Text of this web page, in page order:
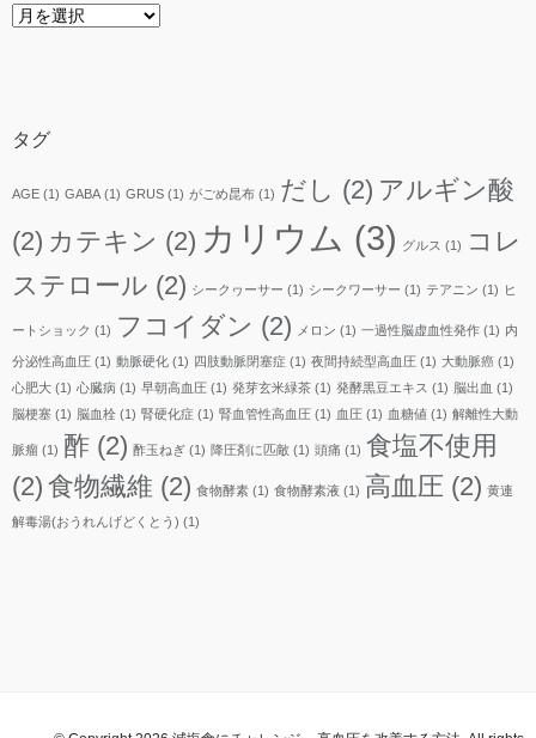
ア
タグ
AGE (1) GABA (1) GRUS (1) がごめ昆布 (1) だし (2) アルギン酸
(2) カテキン (2) カリウム (3) グルス (1)
コレ
ステロール (2) シークヮーサー (1) シークワーサー (1) テアニン (1) ヒ
ートショック (1) フコイダン (2) メロン (1) 一過性脳虚血性発作 (1) 内
分泌性高血圧 (1) 動脈硬化 (1) 四肢動脈閉塞症 (1) 夜間持続型高血圧 (1) 大動脈癌 (1)
心肥大 (1) 心臓病 (1) 早朝高血圧 (1) 発芽玄米緑茶 (1) 発酵黒豆エキス (1) 脳出血 (1)
脳梗塞 (1) 脳血栓 (1) 腎硬化症 (1) 腎血管性高血圧 (1) 血圧 (1) 血糖値 (1) 解離性大動
脈瘤 (1) 酢 (2) 酢玉ねぎ (1) 降圧剤に匹敵 (1) 頭痛 (1) 食塩不使用
(2) 食物繊維 (2) 食物酵素 (1) 食物酵素液 (1) 高血圧 (2) 黄連
解毒湯(おうれんげどくとう) (1)